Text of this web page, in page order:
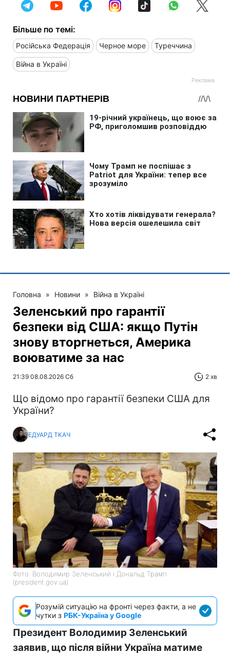
Більше по темі:
Російська Федерація Черное море Туреччина
Війна в Україні
Головна » Новини » Війна в Україні
Зеленський про гарантії
безпеки від США: якщо Путін
знову вторгнеться, Америка
воюватиме за нас
21:39 08.08.2026 Сб 2 хв
Що відомо про гарантії безпеки США для
України?
ЕДУАРД ТКАЧ
Фото: Володимир Зеленський і Дональд Трамп
(president.gov.ua)
Розумій ситуацію на фронті через факти, а не
чутки з РБК-Україна у Google
Президент Володимир Зеленський
заявив, що після війни Україна матиме